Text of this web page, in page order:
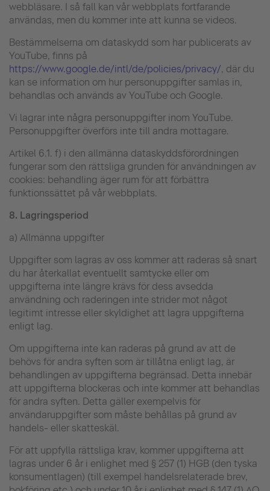
webbläsare. I så fall kan vår webbplats fortfarande
användas, men du kommer inte att kunna se videos.
Bestämmelserna om dataskydd som har publicerats av
YouTube, finns på
https://www.google.de/intl/de/policies/privacy/, där du
kan se information om hur personuppgifter samlas in,
behandlas och används av YouTube och Google.
Vi lagrar inte några personuppgifter inom YouTube.
Personuppgifter överförs inte till andra mottagare.
Artikel 6.1. f) i den allmänna dataskyddsförordningen
fungerar som den rättsliga grunden för användningen av
cookies: behandling äger rum för att förbättra
funktionssättet på vår webbplats.
8. Lagringsperiod
a) Allmänna uppgifter
Uppgifter som lagras av oss kommer att raderas så snart
du har återkallat eventuellt samtycke eller om
uppgifterna inte längre krävs för dess avsedda
användning och raderingen inte strider mot något
legitimt intresse eller skyldighet att lagra uppgifterna
enligt lag.
Om uppgifterna inte kan raderas på grund av att de
behövs för andra syften som är tillåtna enligt lag, är
behandlingen av uppgifterna begränsad. Detta innebär
att uppgifterna blockeras och inte kommer att behandlas
för andra syften. Detta gäller exempelvis för
användaruppgifter som måste behållas på grund av
handels- eller skatteskäl.
För att uppfylla rättsliga krav, kommer uppgifterna att
lagras under 6 år i enlighet med § 257 (1) HGB (den tyska
konsumentlagen) (till exempel handelsrelaterade brev,